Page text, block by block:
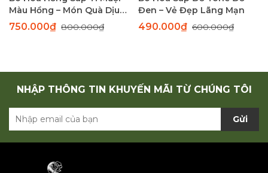
Màu Hồng – Món Quà Dịu
Dàng Thay Lời Yêu Thương
750.000₫ 800.000₫
Đen – Vẻ Đẹp Lãng Mạn
490.000₫ 600.000₫
NHẬP THÔNG TIN KHUYẾN MÃI TỪ CHÚNG TÔI
Gửi